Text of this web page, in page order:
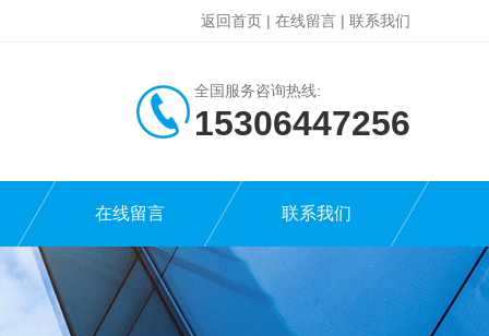
返回首页 | 在线留言 | 联系我们
全国服务咨询热线:
15306447256
在线留言 联系我们